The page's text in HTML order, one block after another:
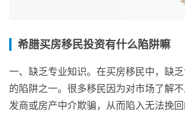
希腊买房移民投资有什么陷阱嘛
一、缺乏专业知识。在买房移民中，缺
的陷阱之一。很多移民因为对市场了解
发商或房产中介欺骗，从而陷入无法挽回